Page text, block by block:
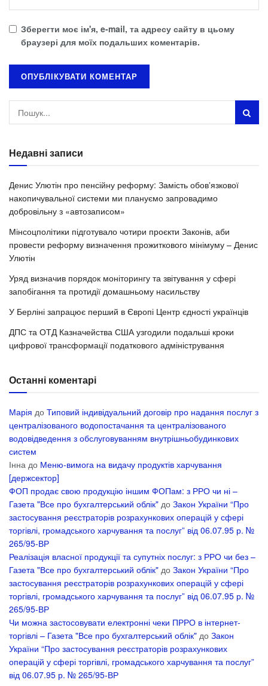
Зберегти моє ім'я, e-mail, та адресу сайту в цьому
браузері для моїх подальших коментарів.
Недавні записи
Денис Улютін про пенсійну реформу: Замість обовʼязкової
накопичувальної системи ми плануємо запровадимо
добровільну з «автозаписом»
Мінсоцполітики підготувало чотири проєкти Законів, аби
провести реформу визначення прожиткового мінімуму – Денис
Улютін
Уряд визначив порядок моніторингу та звітування у сфері
запобігання та протидії домашньому насильству
У Берліні запрацює перший в Європі Центр єдності українців
ДПС та ОТД Казначейства США узгодили подальші кроки
цифрової трансформації податкового адміністрування
Останні коментарі
Марія до Типовий індивідуальний договір про надання послуг з
централізованого водопостачання та централізованого
водовідведення з обслуговуванням внутрішньобудинкових
систем
Інна до Меню-вимога на видачу продуктів харчування
[держсектор]
ФОП продає свою продукцію іншим ФОПам: з РРО чи ні –
Газета "Все про бухгалтерський облік" до Закон України “Про
застосування реєстраторів розрахункових операцій у сфері
торгівлі, громадського харчування та послуг” від 06.07.95 р. №
265/95-ВР
Реалізація власної продукції та супутніх послуг: з РРО чи без –
Газета "Все про бухгалтерський облік" до Закон України “Про
застосування реєстраторів розрахункових операцій у сфері
торгівлі, громадського харчування та послуг” від 06.07.95 р. №
265/95-ВР
Чи можна застосовувати електронні чеки ПРРО в інтернет-
торгівлі – Газета "Все про бухгалтерський облік" до Закон
України “Про застосування реєстраторів розрахункових
операцій у сфері торгівлі, громадського харчування та послуг”
від 06.07.95 р. № 265/95-ВР